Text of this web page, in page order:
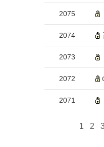
2075
2074
2073
2072
2071
1 2